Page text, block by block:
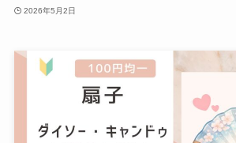
2026年5月2日